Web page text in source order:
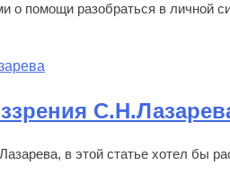
о помощи разобраться в личной
в этой статье хотел бы